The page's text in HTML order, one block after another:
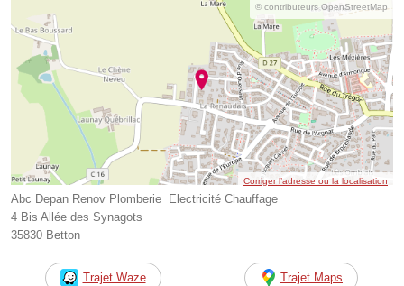
© contributeurs OpenStreetMap
Corriger l’adresse ou la localisation
Abc Depan Renov Plomberie ‍ Electricité Chauffage ️
4 Bis Allée des Synagots
35830 Betton
Trajet Waze Trajet Maps